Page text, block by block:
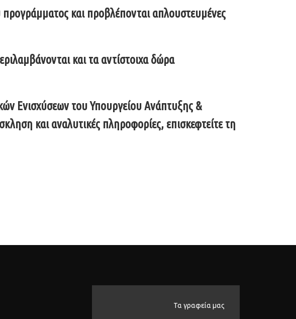
και προβλέπονται απλουστευμένες
και τα αντίστοιχα δώρα
Ενισχύσεων του Υπουργείου Ανάπτυξης &
και αναλυτικές πληροφορίες, επισκεφτείτε τη
Τα γραφεία μας